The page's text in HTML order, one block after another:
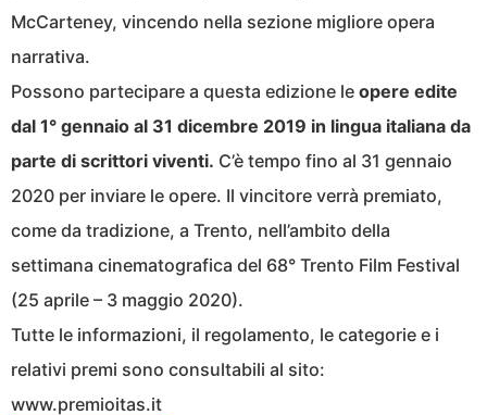
McCarteney, vincendo nella sezione migliore opera
narrativa.
Possono partecipare a questa edizione le opere edite
dal 1° gennaio al 31 dicembre 2019 in lingua italiana da
parte di scrittori viventi. C’è tempo fino al 31 gennaio
2020 per inviare le opere. Il vincitore verrà premiato,
come da tradizione, a Trento, nell’ambito della
settimana cinematografica del 68° Trento Film Festival
(25 aprile – 3 maggio 2020).
Tutte le informazioni, il regolamento, le categorie e i
relativi premi sono consultabili al sito:
www.premioitas.it